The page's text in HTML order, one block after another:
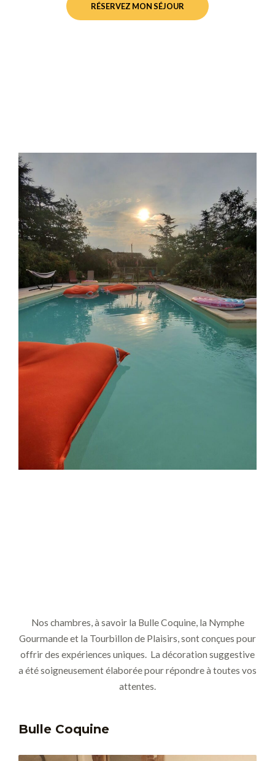
RÉSERVEZ MON SÉJOUR
Nos chambres, à savoir la Bulle Coquine, la Nymphe
Gourmande et la Tourbillon de Plaisirs, sont conçues pour
offrir des expériences uniques. La décoration suggestive
a été soigneusement élaborée pour répondre à toutes vos
attentes.
Bulle Coquine